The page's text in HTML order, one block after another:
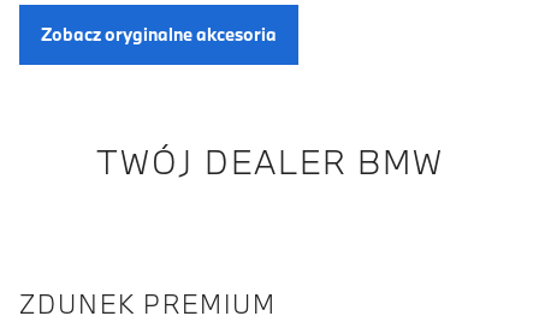
Zobacz oryginalne akcesoria
TWÓJ DEALER BMW
ZDUNEK PREMIUM